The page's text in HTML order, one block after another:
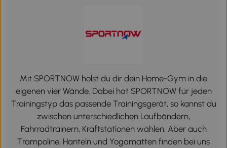
Mit SPORTNOW holst du dir dein Home-Gym in die
eigenen vier Wände. Dabei hat SPORTNOW für jeden
Trainingstyp das passende Trainingsgerät, so kannst du
zwischen unterschiedlichen Laufbändern,
Fahrradtrainern, Kraftstationen wählen. Aber auch
Trampoline, Hanteln und Yogamatten finden bei uns